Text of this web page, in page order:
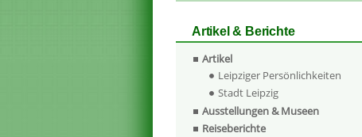
Artikel & Berichte
Artikel
Leipziger Persönlichkeiten
Stadt Leipzig
Ausstellungen & Museen
Reiseberichte